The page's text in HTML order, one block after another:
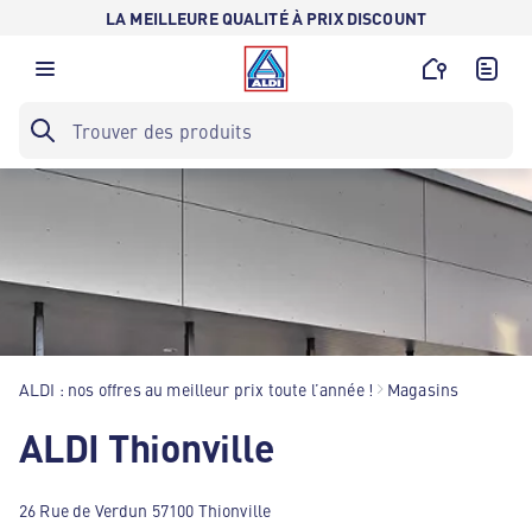
LA MEILLEURE QUALITÉ À PRIX DISCOUNT
ALDI : nos offres au meilleur prix toute l’année ! Magasins
ALDI Thionville
26 Rue de Verdun 57100 Thionville